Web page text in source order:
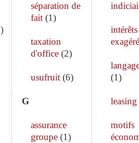
)
séparation de
fait(1)
taxation
d'office(2)
usufruit(6)
G
assurance
groupe(1)
intérêts
(1)
leasing
motifs